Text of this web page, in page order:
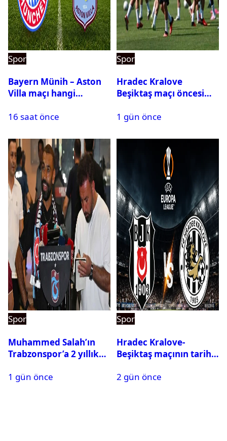
Spor
Bayern Münih – Aston
Villa maçı hangi
saat kaçta oynanacak?
16 saat önce
Spor
Hradec Kralove
Beşiktaş maçı öncesi
Siyah-Beyazlıların 11’i
1 gün önce
Spor
Muhammed Salah’ın
Trabzonspor’a 2 yıllık
1 gün önce
Spor
Hradec Kralove-
Beşiktaş maçının tarihi
2 gün önce